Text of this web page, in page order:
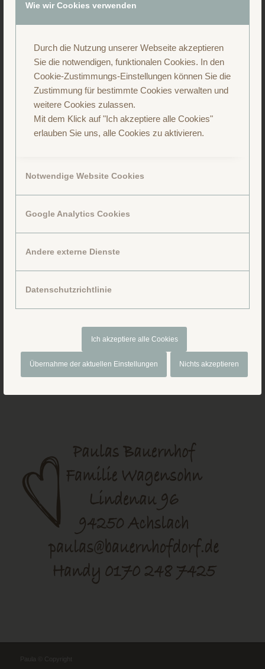
Wie wir Cookies verwenden
Durch die Nutzung unserer Webseite akzeptieren
Sie die notwendigen, funktionalen Cookies. In den
Cookie-Zustimmungs-Einstellungen können Sie die
Zustimmung für bestimmte Cookies verwalten und
weitere Cookies zulassen.
Mit dem Klick auf "Ich akzeptiere alle Cookies"
erlauben Sie uns, alle Cookies zu aktivieren.
Notwendige Website Cookies
Google Analytics Cookies
Andere externe Dienste
Datenschutzrichtlinie
Ich akzeptiere alle Cookies
Übernahme der aktuellen Einstellungen Nichts akzeptieren
Folge uns auf Facebook
Paula © Copyright